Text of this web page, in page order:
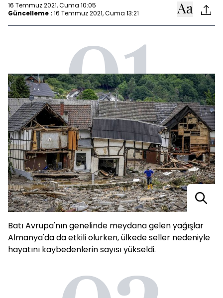
16 Temmuz 2021, Cuma 10:05
Güncelleme : 16 Temmuz 2021, Cuma 13:21
01
Batı Avrupa'nın genelinde meydana gelen yağışlar
Almanya'da da etkili olurken, ülkede seller nedeniyle
hayatını kaybedenlerin sayısı yükseldi.